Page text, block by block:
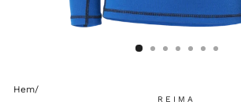
Hem/
REIMA